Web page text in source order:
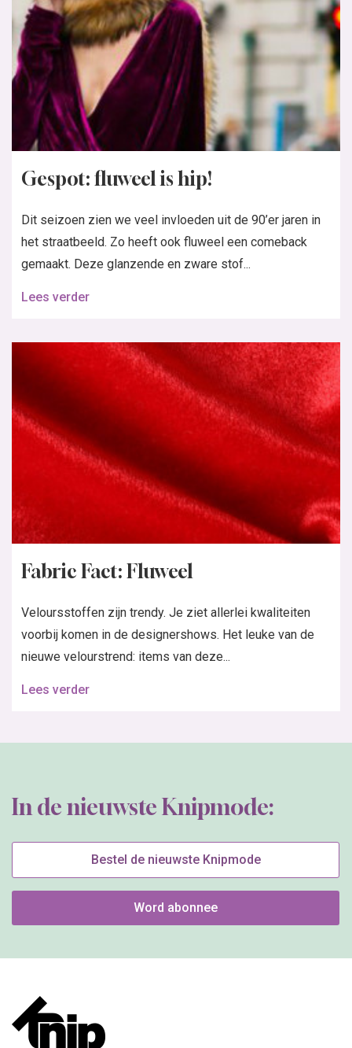
Gespot: fluweel is hip!
Dit seizoen zien we veel invloeden uit de 90’er jaren in
het straatbeeld. Zo heeft ook fluweel een comeback
gemaakt. Deze glanzende en zware stof...
Lees verder
Fabric Fact: Fluweel
Veloursstoffen zijn trendy. Je ziet allerlei kwaliteiten
voorbij komen in de designershows. Het leuke van de
nieuwe velourstrend: items van deze...
Lees verder
In de nieuwste Knipmode:
Bestel de nieuwste Knipmode
Word abonnee